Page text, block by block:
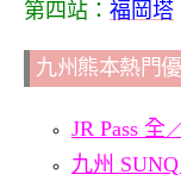
第四站： 福岡塔
九州熊本熱門
JR Pass 全
九州